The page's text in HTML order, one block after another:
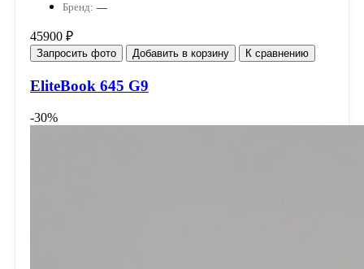
Бренд: —
45900 ₽
Запросить фото Добавить в корзину К сравнению
EliteBook 645 G9
-30%